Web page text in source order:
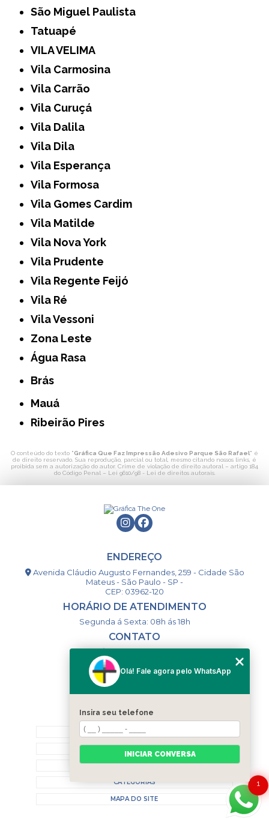
São Miguel Paulista
Tatuapé
VILA VELIMA
Vila Carmosina
Vila Carrão
Vila Curuçá
Vila Dalila
Vila Dila
Vila Esperança
Vila Formosa
Vila Gomes Cardim
Vila Matilde
Vila Nova York
Vila Prudente
Vila Regente Feijó
Vila Ré
Vila Vessoni
Zona Leste
Água Rasa
Brás
Mauá
Ribeirão Pires
O conteúdo do texto "Gráfica Que Faz Impressão Adesivo Parque São Rafael" é
de direito reservado. Sua reprodução, parcial ou total, mesmo citando nossos links, é
proibida sem a autorização do autor. Crime de violação de direito autoral – artigo 184
do Código Penal – Lei 9610/98 - Lei de direitos autorais.
ENDEREÇO
Avenida Cláudio Augusto Fernandes, 259 - Cidade São
Mateus - São Paulo - SP -
CEP: 03962-120
HORÁRIO DE ATENDIMENTO
Segunda á Sexta: 08h ás 18h
CONTATO
(11) 98993-9556
togsm1@gmail.com
MENU
HOME
CONTATO
CATEGORIAS
MAPA DO SITE
1
Olá! Fale agora pelo WhatsApp
Insira seu telefone
INICIAR CONVERSA